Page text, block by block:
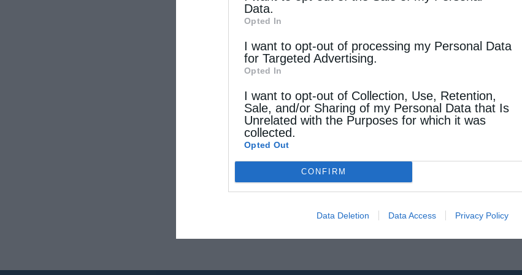
Data.
Opted In
I want to opt-out of processing my Personal Data
for Targeted Advertising.
Opted In
I want to opt-out of Collection, Use, Retention,
Sale, and/or Sharing of my Personal Data that Is
Unrelated with the Purposes for which it was
collected.
Opted Out
CONFIRM
Data Deletion Data Access Privacy Policy
Δίβρη …